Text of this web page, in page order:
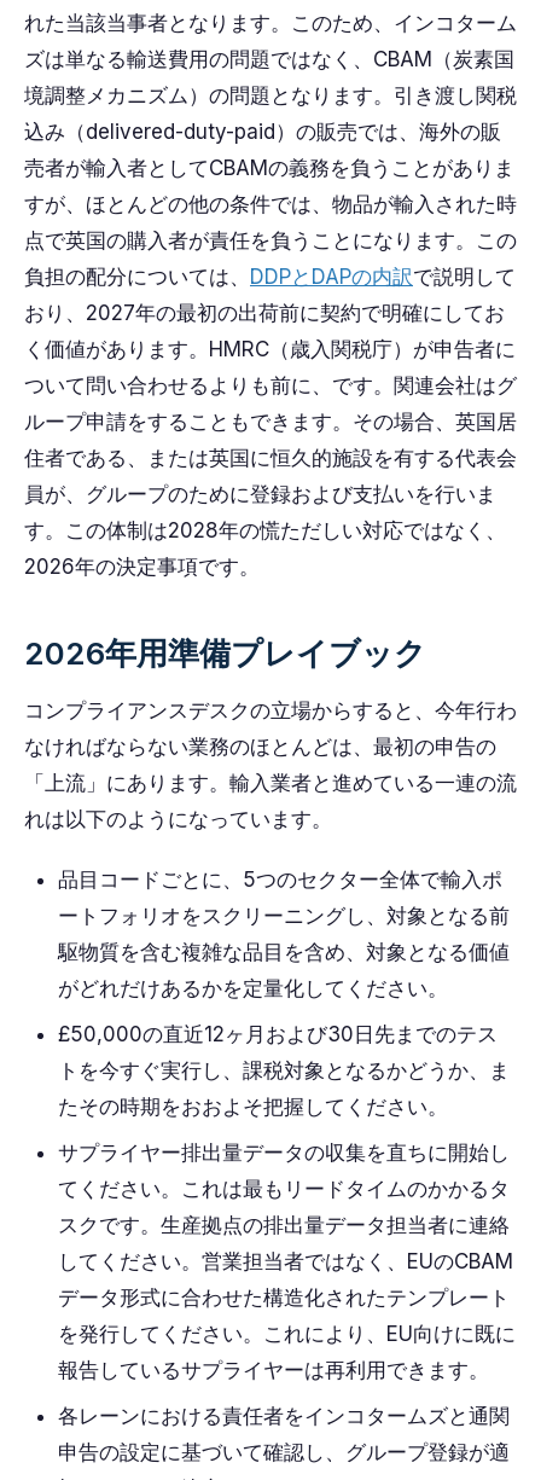
れた当該当事者となります。このため、インコターム
ズは単なる輸送費用の問題ではなく、CBAM（炭素国
境調整メカニズム）の問題となります。引き渡し関税
込み（delivered-duty-paid）の販売では、海外の販
売者が輸入者としてCBAMの義務を負うことがありま
すが、ほとんどの他の条件では、物品が輸入された時
点で英国の購入者が責任を負うことになります。この
負担の配分については、 DDPとDAPの内訳で説明して
おり、2027年の最初の出荷前に契約で明確にしてお
く価値があります。HMRC（歳入関税庁）が申告者に
ついて問い合わせるよりも前に、です。関連会社はグ
ループ申請をすることもできます。その場合、英国居
住者である、または英国に恒久的施設を有する代表会
員が、グループのために登録および支払いを行いま
す。この体制は2028年の慌ただしい対応ではなく、
2026年の決定事項です。
2026年用準備プレイブック
コンプライアンスデスクの立場からすると、今年行わ
なければならない業務のほとんどは、最初の申告の
「上流」にあります。輸入業者と進めている一連の流
れは以下のようになっています。
品目コードごとに、5つのセクター全体で輸入ポ
ートフォリオをスクリーニングし、対象となる前
駆物質を含む複雑な品目を含め、対象となる価値
がどれだけあるかを定量化してください。
£50,000の直近12ヶ月および30日先までのテス
トを今すぐ実行し、課税対象となるかどうか、ま
たその時期をおおよそ把握してください。
サプライヤー排出量データの収集を直ちに開始し
てください。これは最もリードタイムのかかるタ
スクです。生産拠点の排出量データ担当者に連絡
してください。営業担当者ではなく、EUのCBAM
データ形式に合わせた構造化されたテンプレート
を発行してください。これにより、EU向けに既に
報告しているサプライヤーは再利用できます。
各レーンにおける責任者をインコタームズと通関
申告の設定に基づいて確認し、グループ登録が適